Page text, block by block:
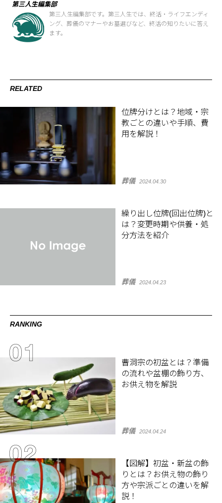
第三人生編集部
第三人生編集部です。第三人生では、終活・ライフエンディ
ング、葬儀のマナーやお墓選びなど、終活の知りたいに答え
ます。
RELATED
位牌分けとは？地域・宗
教ごとの違いや手順、費
用を解説！
葬儀 2024.04.30
繰り出し位牌(回出位牌)と
は？変更時期や供養・処
分方法を紹介
葬儀 2024.04.23
RANKING
曹洞宗の初盆とは？準備
の流れや盆棚の飾り方、
お供え物を解説
葬儀 2024.04.24
【図解】初盆・新盆の飾
りとは？お供え物の飾り
方や宗派ごとの違いを解
説！